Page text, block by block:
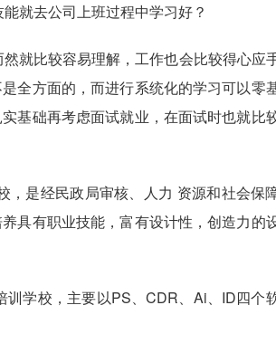
就去公司上班过程中学习好？
就比较容易理解，工作也会比较得心应
全方面的，而进行系统化的学习可以零
基础再考虑面试就业，在面试时也就比
，是经民政局审核、人力 资源和社会保
具有职业技能，富有设计性，创造力的
学校，主要以PS、CDR、Ai、ID四个